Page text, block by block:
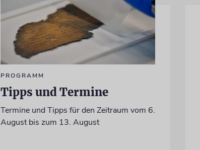
PROGRAMM
Tipps und Termine
Termine und Tipps für den Zeitraum vom 6.
August bis zum 13. August